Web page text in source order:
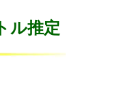
ル推定